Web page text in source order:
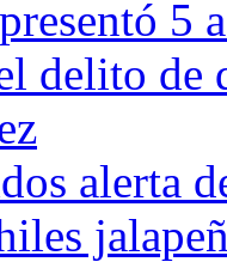
5
delito de
alerta